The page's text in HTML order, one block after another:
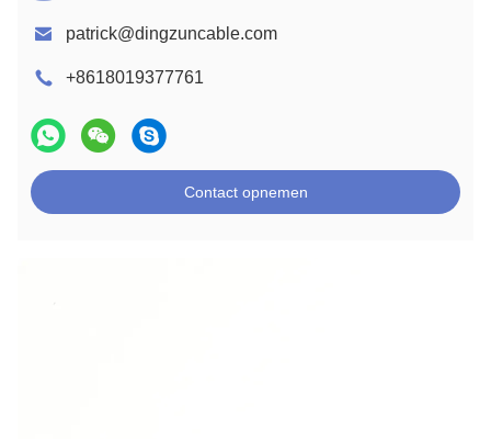
patrick@dingzuncable.com
+8618019377761
Contact opnemen